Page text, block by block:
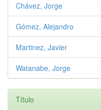
Chávez, Jorge
Gómez, Alejandro
Martinez, Javier
Watanabe, Jorge
Título